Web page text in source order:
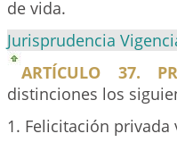
de vida.
Jurisprudencia
ARTÍCULO 37.
distinciones los
1. Felicitación privada